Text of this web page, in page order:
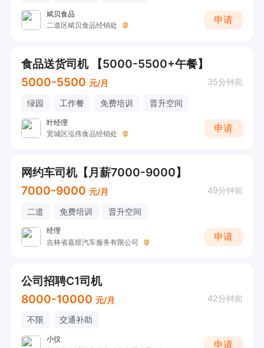
斌贝食品
二道区斌贝食品经销处
申请
食品送货司机 【5000-5500+午餐】
5000-5500 元/月 35分钟前
绿园 工作餐 免费培训 晋升空间
叶经理
宽城区泓伟食品经销处
申请
网约车司机【月薪7000-9000】
7000-9000 元/月 49分钟前
二道 免费培训 晋升空间
经理
吉林省嘉煜汽车服务有限公司
申请
公司招聘C1司机
8000-10000 元/月 42分钟前
不限 交通补助
小仪
申请